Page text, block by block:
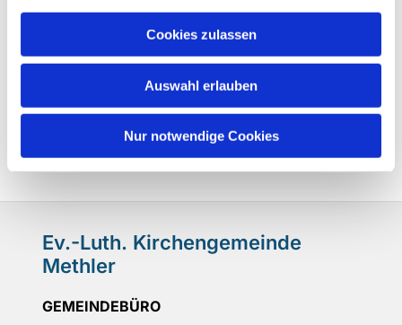
Cookies zulassen
Auswahl erlauben
Nur notwendige Cookies
Ev.-Luth. Kirchengemeinde
Methler
GEMEINDEBÜRO